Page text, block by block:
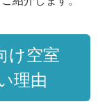
け空室
理由